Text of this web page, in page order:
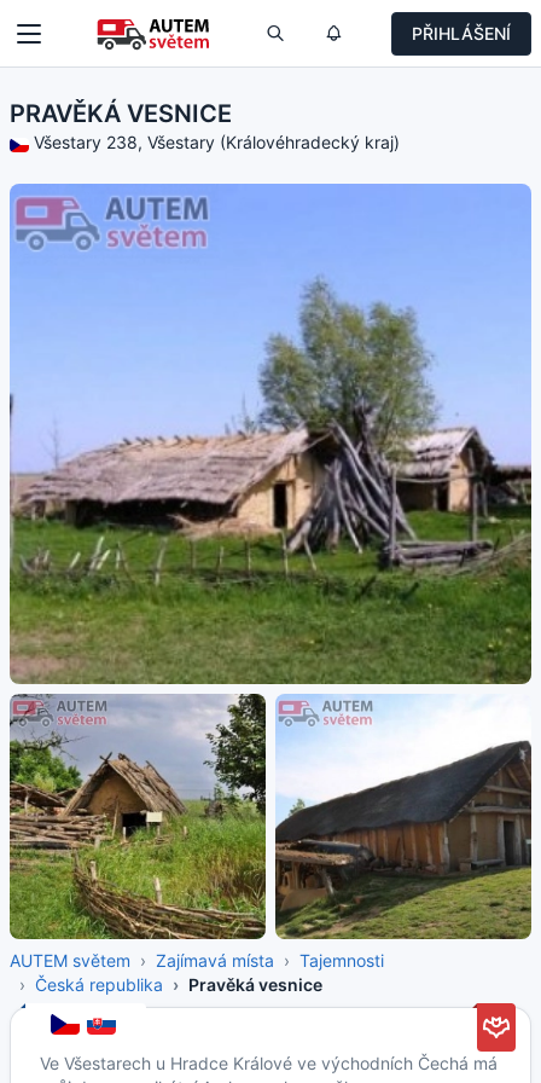
PŘIHLÁŠENÍ
PRAVĚKÁ VESNICE
Všestary 238, Všestary (Královéhradecký kraj)
AUTEM světem Zajímavá místa
Tajemnosti
Česká republika
Pravěká vesnice
Ve Všestarech u Hradce Králové ve východních Čechá má